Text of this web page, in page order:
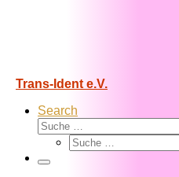
Trans-Ident e.V.
Search
Suche
Suche
Menü